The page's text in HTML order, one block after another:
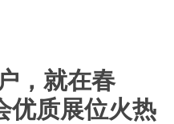
，就在春
优质展位火热